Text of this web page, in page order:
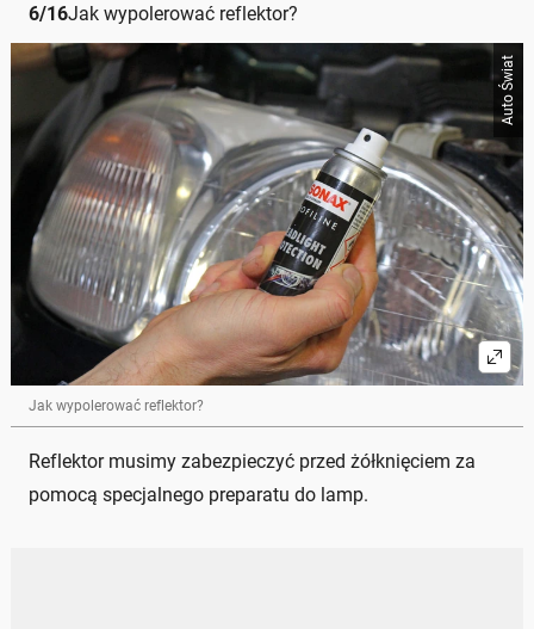
6/16Jak wypolerować reflektor?
Auto Świat
Jak wypolerować reflektor?
Reflektor musimy zabezpieczyć przed żółknięciem za
pomocą specjalnego preparatu do lamp.